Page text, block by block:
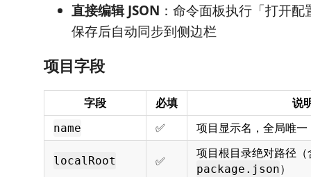
直接编辑 JSON ：命令面板执行「打开配
保存后自动同步到侧边栏
项目字段
字段 必填 说
name ✅ 项目显示名，全局唯一
localRoot ✅
项目根目录绝对路径（
package.json）